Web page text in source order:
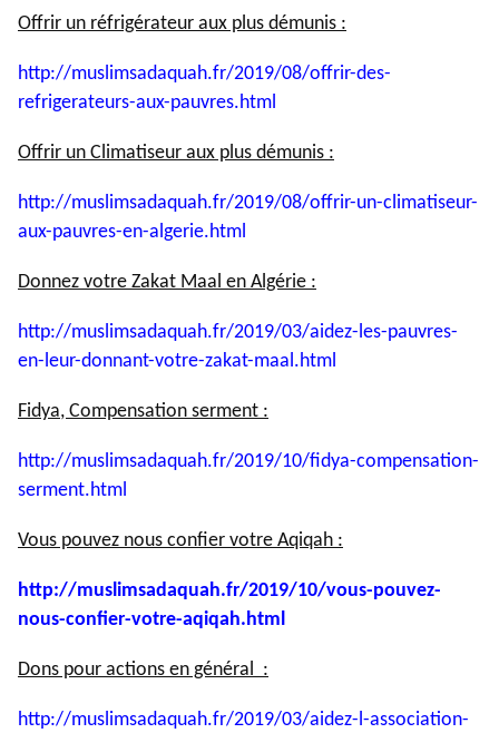
Offrir un réfrigérateur aux plus démunis :
http://muslimsadaquah.fr/2019/08/offrir-des-
refrigerateurs-aux-pauvres.html
Offrir un Climatiseur aux plus démunis :
http://muslimsadaquah.fr/2019/08/offrir-un-climatiseur-
aux-pauvres-en-algerie.html
Donnez votre Zakat Maal en Algérie :
http://muslimsadaquah.fr/2019/03/aidez-les-pauvres-
en-leur-donnant-votre-zakat-maal.html
Fidya, Compensation serment :
http://muslimsadaquah.fr/2019/10/fidya-compensation-
serment.html
Vous pouvez nous confier votre Aqiqah :
http://muslimsadaquah.fr/2019/10/vous-pouvez-
nous-confier-votre-aqiqah.html
Dons pour actions en général :
http://muslimsadaquah.fr/2019/03/aidez-l-association-